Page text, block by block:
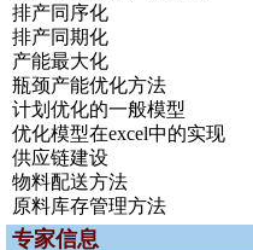
排产同序化
排产同期化
产能最大化
瓶颈产能优化方法
计划优化的一般模型
优化模型在excel中的实现
供应链建设
物料配送方法
原料库存管理方法
专家信息